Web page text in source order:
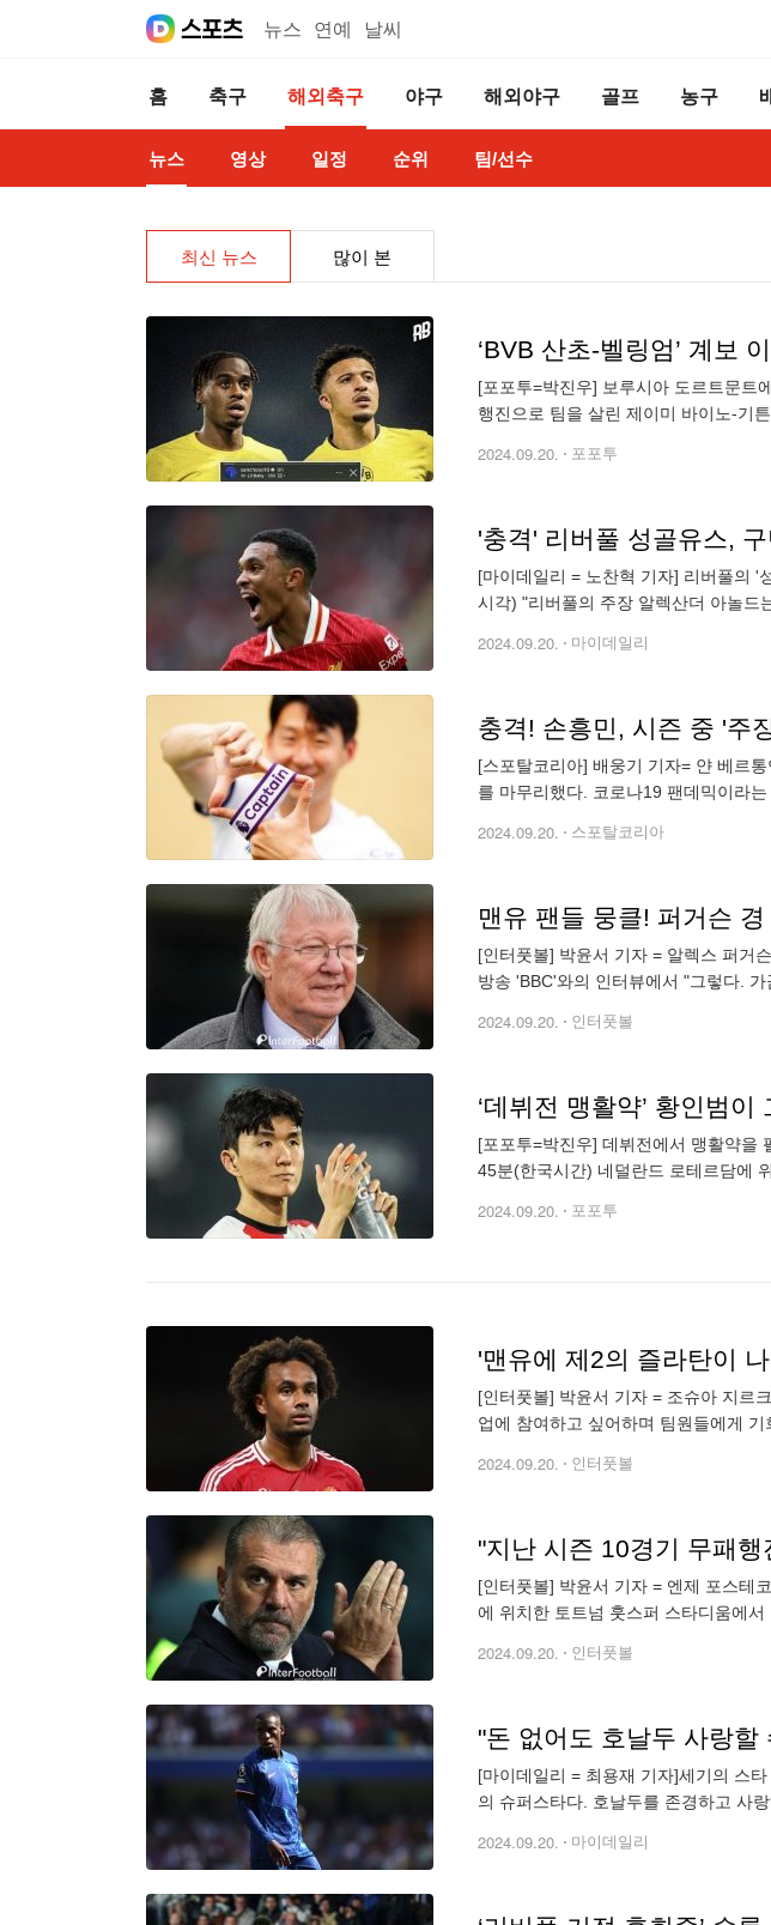
뉴스 연예 날씨
홈 축구 해외축구 야구 해외야구 골프 농구
뉴스 영상 일정 순위 팀/선수
최신 뉴스 많이 본
[포포투=박진우] 보루시아 도르트문트
행진으로 팀을 살린 제이미 바이노-기
2024.09.20. 포포투
'충격' 리버풀 성골유스,
[마이데일리 = 노찬혁 기자] 리버풀의 '
시각) "리버풀의 주장 알렉산더 아놀드
2024.09.20. 마이데일리
[스포탈코리아] 배웅기 기자= 얀 베르
를 마무리했다. 코로나19 팬데믹이라
2024.09.20. 스포탈코리아
맨유 팬들 뭉클! 퍼거슨
[인터풋볼] 박윤서 기자 = 알렉스 퍼거
방송 'BBC'와의 인터뷰에서 "그렇다.
2024.09.20. 인터풋볼
[포포투=박진우] 데뷔전에서 맹활약을
45분(한국시간) 네덜란드 로테르담에
2024.09.20. 포포투
'맨유에 제2의 즐라탄이
[인터풋볼] 박윤서 기자 = 조슈아 지르
업에 참여하고 싶어하며 팀원들에게
2024.09.20. 인터풋볼
"지난 시즌 10경기 무패
[인터풋볼] 박윤서 기자 = 엔제 포스테
에 위치한 토트넘 훗스퍼 스타디움에
2024.09.20. 인터풋볼
[마이데일리 = 최용재 기자]세기의 스
의 슈퍼스타다. 호날두를 존경하고 사
2024.09.20. 마이데일리